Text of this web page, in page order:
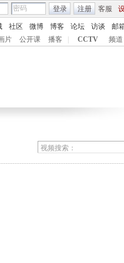
客服
登录 注册
社区 微博 博客 论坛 访谈 邮
片 公开课 播客 CCTV 频道